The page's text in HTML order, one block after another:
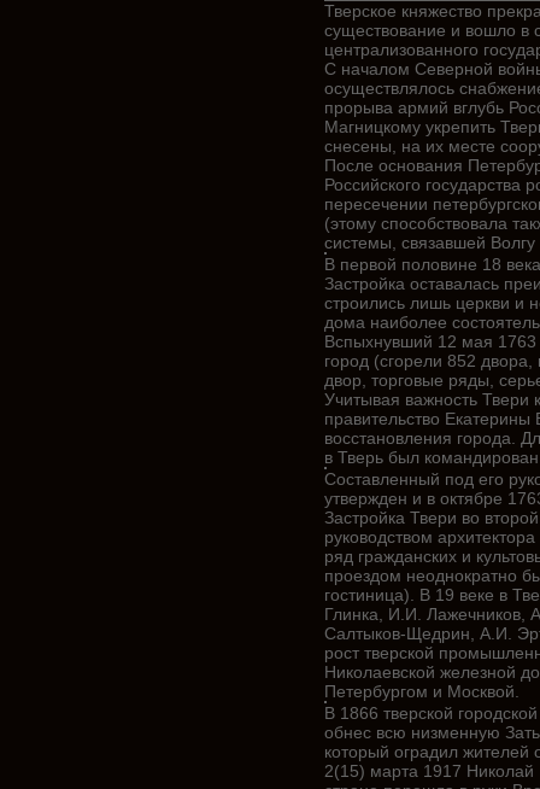
Тверское княжество
существование и вошло в
централизованного
С началом Северной
осуществлялось
прорыва армий вглубь
Магницкому укрепить
снесены, на их месте
После основания
Российского государства
пересечении
(этому способствовала
системы, связавшей
В первой половине 18
Застройка оставалась
строились лишь церкви и
дома наиболее
Вспыхнувший 12 мая 1763
город (сгорели 852
двор, торговые ряды,
Учитывая важность Твери
правительство
восстановления города.
в Тверь был
Составленный под его
утвержден и в октябре
Застройка Твери во
руководством
ряд гражданских и
проездом неоднократно
гостиница). В 19 веке в
Глинка, И.И. Лажечников,
Салтыков-Щедрин, А.И.
рост тверской
Николаевской железной
Петербургом и Москвой.
В 1866 тверской
обнес всю низменную
который оградил жителей
2(15) марта 1917 Николай